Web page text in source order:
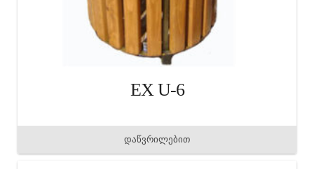
EX U-6
დაწვრილებით